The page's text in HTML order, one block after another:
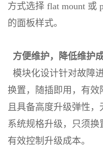
方式选择 flat mount 或
的面板样式。
方便维护，降低维护
模块化设计针对故障
换置，随插即用，有效
且具备高度升级弹性
系统规格升级，只须换
有效控制升级成本。